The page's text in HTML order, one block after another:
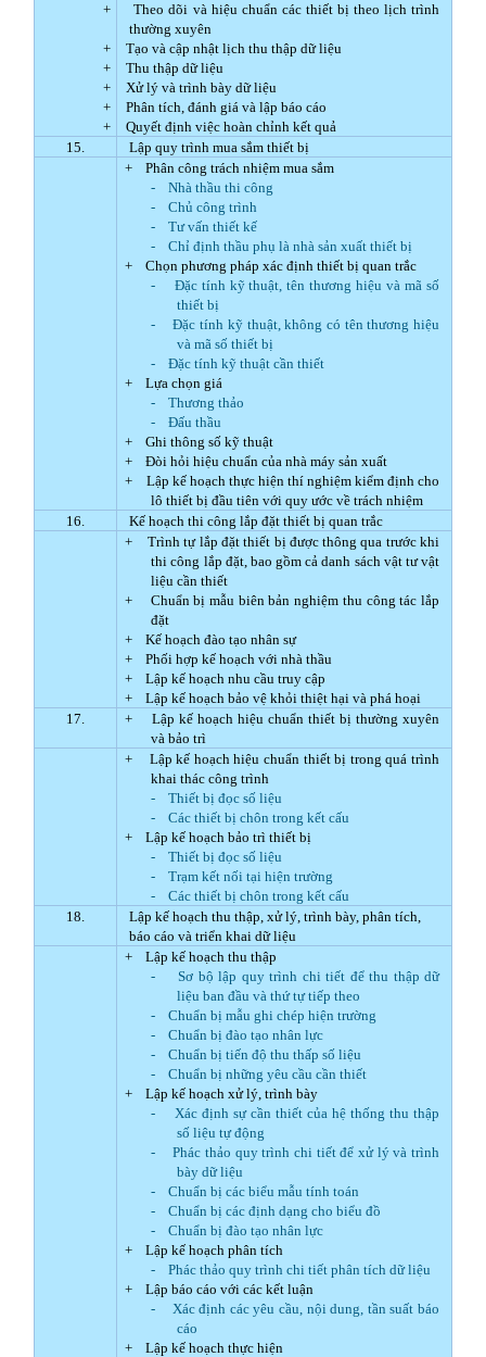
+
Theo dõi và hiệu chuẩn các thiết bị theo lịch trình
thường xuyên
+
Tạo và cập nhật lịch thu thập dữ liệu
+
Thu thập dữ liệu
+
Xử lý và trình bày dữ liệu
+
Phân tích, đánh giá và lập báo cáo
+
Quyết định việc hoàn chỉnh kết quả
15.
Lập quy trình mua sắm thiết bị
+
Phân công trách nhiệm mua sắm
-
Nhà thầu thi công
-
Chủ công trình
-
Tư vấn thiết kế
-
Chỉ định thầu phụ là nhà sản xuất thiết bị
+
Chọn phương pháp xác định thiết bị quan trắc
-
Đặc tính kỹ thuật, tên thương hiệu và mã số
thiết bị
-
Đặc tính kỹ thuật, không có tên thương hiệu
và mã số thiết bị
-
Đặc tính kỹ thuật cần thiết
+
Lựa chọn giá
-
Thương thảo
-
Đấu thầu
+
Ghi thông số kỹ thuật
+
Đòi hỏi hiệu chuẩn của nhà máy sản xuất
+
Lập kế hoạch thực hiện thí nghiệm kiểm định cho
lô thiết bị đầu tiên với quy ước về trách nhiệm
16.
Kế hoạch thi công lắp đặt thiết bị quan trắc
+
Trình tự lắp đặt thiết bị được thông qua trước khi
thi công lắp đặt, bao gồm cả danh sách vật tư vật
liệu cần thiết
+
Chuẩn bị mẫu biên bản nghiệm thu công tác lắp
đặt
+
Kế hoạch đào tạo nhân sự
+
Phối hợp kế hoạch với nhà thầu
+
Lập kế hoạch nhu cầu truy cập
+
Lập kế hoạch bảo vệ khỏi thiệt hại và phá hoại
17.
+
Lập kế hoạch hiệu chuẩn thiết bị thường xuyên
và bảo trì
+
Lập kế hoạch hiệu chuẩn thiết bị trong quá trình
khai thác công trình
-
Thiết bị đọc số liệu
-
Các thiết bị chôn trong kết cấu
+
Lập kế hoạch bảo trì thiết bị
-
Thiết bị đọc số liệu
-
Trạm kết nối tại hiện trường
-
Các thiết bị chôn trong kết cấu
18.
Lập kế hoạch thu thập, xử lý, trình bày, phân tích,
báo cáo và triển khai dữ liệu
+
Lập kế hoạch thu thập
-
Sơ bộ lập quy trình chi tiết để thu thập dữ
liệu ban đầu và thứ tự tiếp theo
-
Chuẩn bị mẫu ghi chép hiện trường
-
Chuẩn bị đào tạo nhân lực
-
Chuẩn bị tiến độ thu thấp số liệu
-
Chuẩn bị những yêu cầu cần thiết
+
Lập kế hoạch xử lý, trình bày
-
Xác định sự cần thiết của hệ thống thu thập
số liệu tự động
-
Phác thảo quy trình chi tiết để xử lý và trình
bày dữ liệu
-
Chuẩn bị các biểu mẫu tính toán
-
Chuẩn bị các định dạng cho biểu đồ
-
Chuẩn bị đào tạo nhân lực
+
Lập kế hoạch phân tích
-
Phác thảo quy trình chi tiết phân tích dữ liệu
+
Lập báo cáo với các kết luận
-
Xác định các yêu cầu, nội dung, tần suất báo
cáo
+
Lập kế hoạch thực hiện